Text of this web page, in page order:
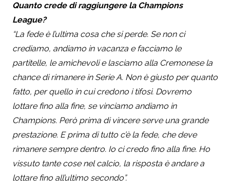
Quanto crede di raggiungere la Champions
League?
“La fede è l’ultima cosa che si perde. Se non ci
crediamo, andiamo in vacanza e facciamo le
partitelle, le amichevoli e lasciamo alla Cremonese la
chance di rimanere in Serie A. Non è giusto per quanto
fatto, per quello in cui credono i tifosi. Dovremo
lottare fino alla fine, se vinciamo andiamo in
Champions. Però prima di vincere serve una grande
prestazione. E prima di tutto c’è la fede, che deve
rimanere sempre dentro. Io ci credo fino alla fine. Ho
vissuto tante cose nel calcio, la risposta è andare a
lottare fino all’ultimo secondo”.